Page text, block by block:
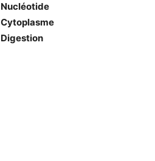
Nucléotide
Cytoplasme
Digestion